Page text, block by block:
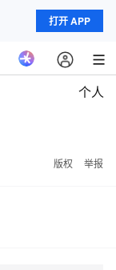
打开 APP
个人
版权 举报